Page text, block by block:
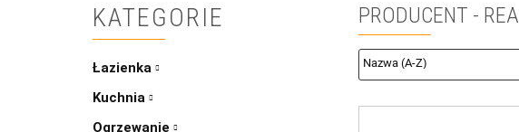
KATEGORIE
Łazienka
Kuchnia
Ogrzewanie
PRODUCENT - REA